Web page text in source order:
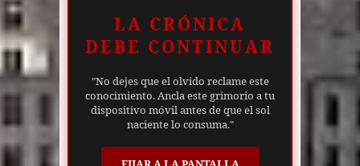
LA CRÓNICA
DEBE CONTINUAR
"No dejes que el olvido reclame este
conocimiento. Ancla este grimorio a tu
dispositivo móvil antes de que el sol
naciente lo consuma."